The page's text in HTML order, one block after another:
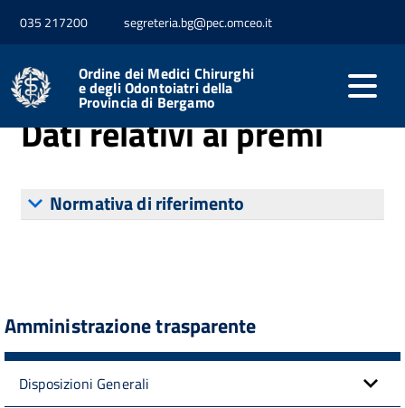
035 217200 segreteria.bg@pec.omceo.it
Ordine dei Medici Chirurghi
e degli Odontoiatri della
Provincia di Bergamo
Home Performance Dati relativi ai premi
Dati relativi ai premi
Normativa di riferimento
Amministrazione trasparente
Disposizioni Generali